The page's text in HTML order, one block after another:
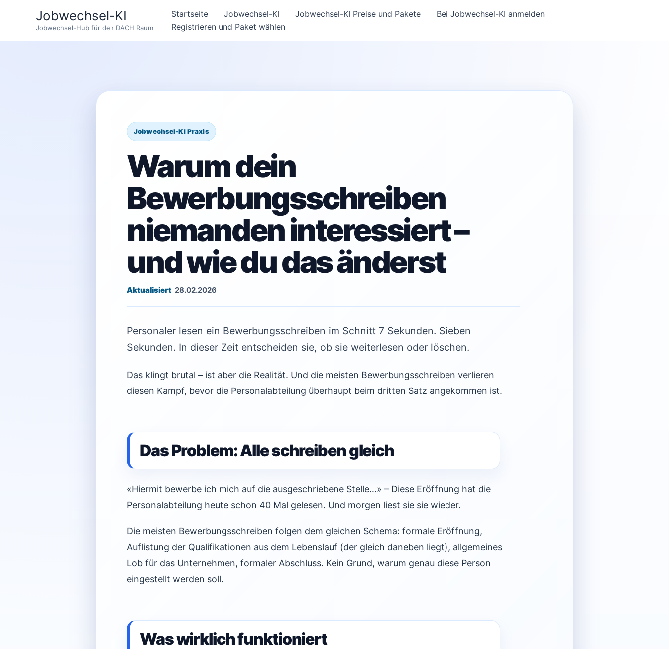
Jobwechsel-KI
Jobwechsel-Hub für den DACH Raum
Startseite Jobwechsel-KI Jobwechsel-KI Preise und Pakete
Bei Jobwechsel-KI anmelden
Registrieren und Paket wählen
Warum dein
Bewerbungsschreiben
niemanden interessiert –
und wie du das änderst
28.02.2026
Personaler lesen ein Bewerbungsschreiben im Schnitt 7 Sekunden. Sieben
Sekunden. In dieser Zeit entscheiden sie, ob sie weiterlesen oder löschen.
Das klingt brutal – ist aber die Realität. Und die meisten Bewerbungsschreiben verlieren
diesen Kampf, bevor die Personalabteilung überhaupt beim dritten Satz angekommen ist.
Das Problem: Alle schreiben gleich
«Hiermit bewerbe ich mich auf die ausgeschriebene Stelle…» – Diese Eröffnung hat die
Personalabteilung heute schon 40 Mal gelesen. Und morgen liest sie sie wieder.
Die meisten Bewerbungsschreiben folgen dem gleichen Schema: formale Eröffnung,
Auflistung der Qualifikationen aus dem Lebenslauf (der gleich daneben liegt), allgemeines
Lob für das Unternehmen, formaler Abschluss. Kein Grund, warum genau diese Person
eingestellt werden soll.
Was wirklich funktioniert